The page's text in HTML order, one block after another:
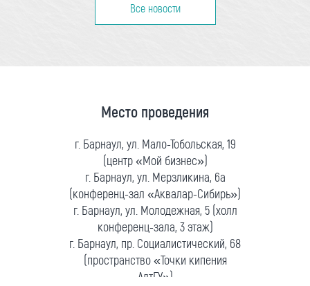
Все новости
Место проведения
г. Барнаул, ул. Мало-Тобольская, 19
(центр «Мой бизнес»)
г. Барнаул, ул. Мерзликина, 6а
(конференц-зал «Аквалар-Сибирь»)
г. Барнаул, ул. Молодежная, 5 (холл
конференц-зала, 3 этаж)
г. Барнаул, пр. Социалистический, 68
(пространство «Точки кипения
АлтГУ»)